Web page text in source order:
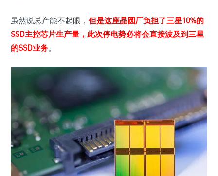
虽然说总产能不起眼， 但是这座晶圆厂负担了三星10%的
SSD主控芯片生产量，此次停电势必将会直接波及到三星
的SSD业务。